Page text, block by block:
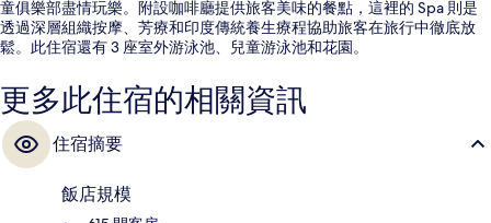
童俱樂部盡情玩樂。附設咖啡廳提供旅客美味的餐點，這裡的 Spa 則是
透過深層組織按摩、芳療和印度傳統養生療程協助旅客在旅行中徹底放
鬆。此住宿還有 3 座室外游泳池、兒童游泳池和花園。
更多此住宿的相關資訊
住宿摘要
飯店規模